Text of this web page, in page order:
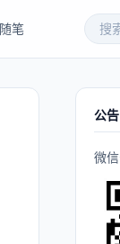
随笔
公告
微